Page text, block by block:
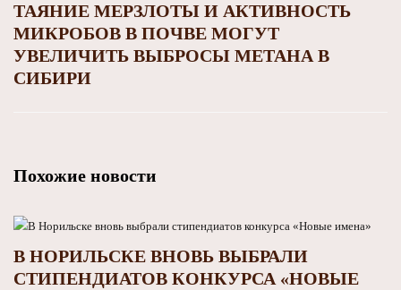
ТАЯНИЕ МЕРЗЛОТЫ И АКТИВНОСТЬ
МИКРОБОВ В ПОЧВЕ МОГУТ
УВЕЛИЧИТЬ ВЫБРОСЫ МЕТАНА В
СИБИРИ
Похожие новости
В НОРИЛЬСКЕ ВНОВЬ ВЫБРАЛИ
СТИПЕНДИАТОВ КОНКУРСА «НОВЫЕ